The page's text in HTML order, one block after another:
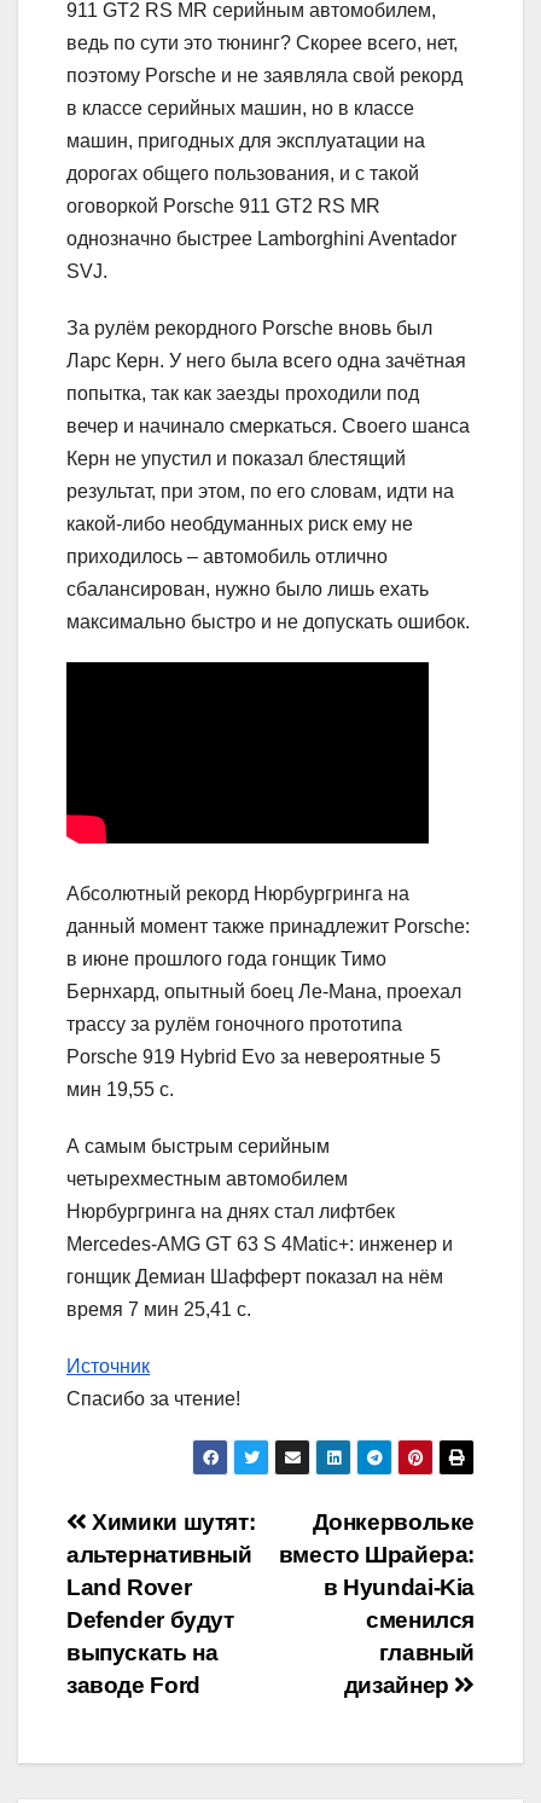
911 GT2 RS MR серийным автомобилем,
ведь по сути это тюнинг? Скорее всего, нет,
поэтому Porsche и не заявляла свой рекорд
в классе серийных машин, но в классе
машин, пригодных для эксплуатации на
дорогах общего пользования, и с такой
оговоркой Porsche 911 GT2 RS MR
однозначно быстрее Lamborghini Aventador
SVJ.
За рулём рекордного Porsche вновь был
Ларс Керн. У него была всего одна зачётная
попытка, так как заезды проходили под
вечер и начинало смеркаться. Своего шанса
Керн не упустил и показал блестящий
результат, при этом, по его словам, идти на
какой-либо необдуманных риск ему не
приходилось – автомобиль отлично
сбалансирован, нужно было лишь ехать
максимально быстро и не допускать ошибок.
Абсолютный рекорд Нюрбургринга на
данный момент также принадлежит Porsche:
в июне прошлого года гонщик Тимо
Бернхард, опытный боец Ле-Мана, проехал
трассу за рулём гоночного прототипа
Porsche 919 Hybrid Evo за невероятные 5
мин 19,55 с.
А самым быстрым серийным
четырехместным автомобилем
Нюрбургринга на днях стал лифтбек
Mercedes-AMG GT 63 S 4Matic+: инженер и
гонщик Демиан Шафферт показал на нём
время 7 мин 25,41 с.
Источник
Спасибо за чтение!
Навигация
по
записям
Донкервольке
вместо Шрайера:
в Hyundai-Kia
сменился
главный
дизайнер
Химики шутят:
альтернативный
Land Rover
Defender будут
выпускать на
заводе Ford